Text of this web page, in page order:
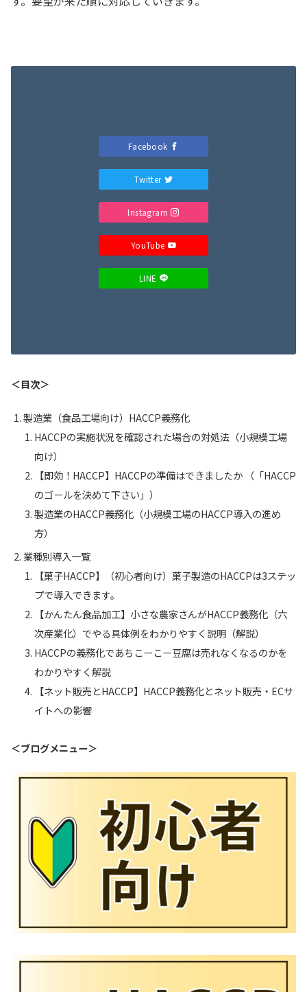
Facebook
Twitter
Instagram
YouTube
LINE
＜目次＞
製造業（食品工場向け）HACCP義務化
HACCPの実施状況を確認された場合の対処法（小規模工場
向け）
【即効！HACCP】HACCPの準備はできましたか （「HACCP
のゴールを決めて下さい」）
製造業のHACCP義務化（小規模工場のHACCP導入の進め
方）
業種別導入一覧
【菓子HACCP】（初心者向け）菓子製造のHACCPは3ステッ
プで導入できます。
【かんたん食品加工】小さな農家さんがHACCP義務化（六
次産業化）でやる具体例をわかりやすく説明（解説）
HACCPの義務化であちこーこー豆腐は売れなくなるのかを
わかりやすく解説
【ネット販売とHACCP】HACCP義務化とネット販売・ECサ
イトへの影響
＜ブログメニュー＞